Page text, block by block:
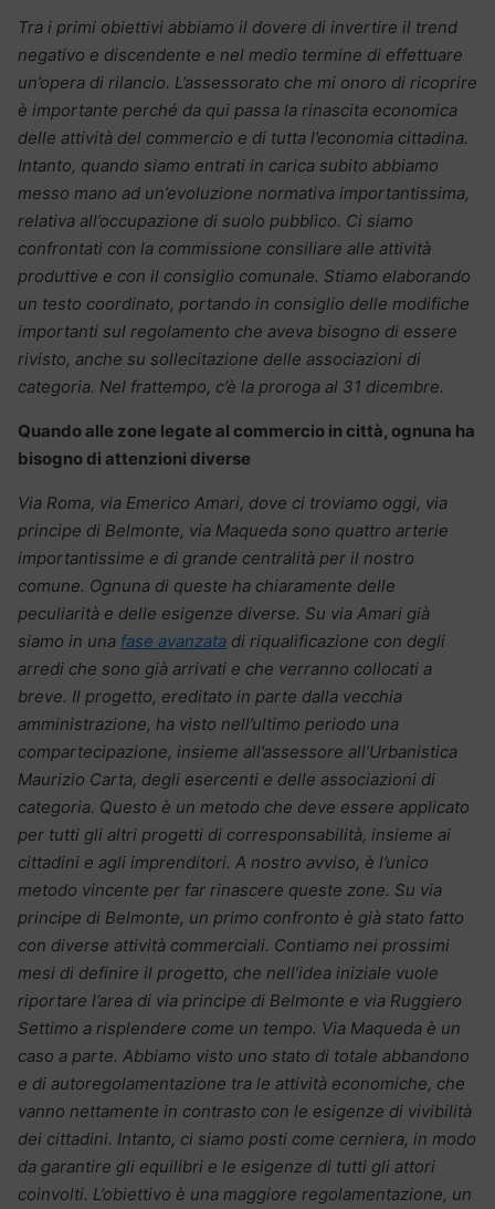
Tra i primi obiettivi abbiamo il dovere di invertire il trend
negativo e discendente e nel medio termine di effettuare
un’opera di rilancio. L’assessorato che mi onoro di ricoprire
è importante perché da qui passa la rinascita economica
delle attività del commercio e di tutta l’economia cittadina.
Intanto, quando siamo entrati in carica subito abbiamo
messo mano ad un’evoluzione normativa importantissima,
relativa all’occupazione di suolo pubblico. Ci siamo
confrontati con la commissione consiliare alle attività
produttive e con il consiglio comunale. Stiamo elaborando
un testo coordinato, portando in consiglio delle modifiche
importanti sul regolamento che aveva bisogno di essere
rivisto, anche su sollecitazione delle associazioni di
categoria. Nel frattempo, c’è la proroga al 31 dicembre.
Quando alle zone legate al commercio in città, ognuna ha
bisogno di attenzioni diverse
Via Roma, via Emerico Amari, dove ci troviamo oggi, via
principe di Belmonte, via Maqueda sono quattro arterie
importantissime e di grande centralità per il nostro
comune. Ognuna di queste ha chiaramente delle
peculiarità e delle esigenze diverse. Su via Amari già
siamo in una fase avanzata di riqualificazione con degli
arredi che sono già arrivati e che verranno collocati a
breve. Il progetto, ereditato in parte dalla vecchia
amministrazione, ha visto nell’ultimo periodo una
compartecipazione, insieme all’assessore all’Urbanistica
Maurizio Carta, degli esercenti e delle associazioni di
categoria. Questo è un metodo che deve essere applicato
per tutti gli altri progetti di corresponsabilità, insieme ai
cittadini e agli imprenditori. A nostro avviso, è l’unico
metodo vincente per far rinascere queste zone. Su via
principe di Belmonte, un primo confronto è già stato fatto
con diverse attività commerciali. Contiamo nei prossimi
mesi di definire il progetto, che nell’idea iniziale vuole
riportare l’area di via principe di Belmonte e via Ruggiero
Settimo a risplendere come un tempo. Via Maqueda è un
caso a parte. Abbiamo visto uno stato di totale abbandono
e di autoregolamentazione tra le attività economiche, che
vanno nettamente in contrasto con le esigenze di vivibilità
dei cittadini. Intanto, ci siamo posti come cerniera, in modo
da garantire gli equilibri e le esigenze di tutti gli attori
coinvolti. L’obiettivo è una maggiore regolamentazione, un